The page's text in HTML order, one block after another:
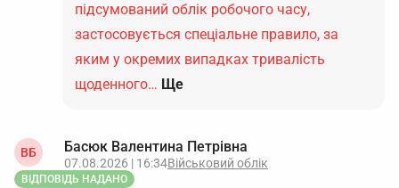
підсумований облік робочого часу,
застосовується спеціальне правило, за
яким у окремих випадках тривалість
щоденного… Ще
ВБ Басюк Валентина Петрівна
07.08.2026 | 16:34Військовий облік
ВІДПОВІДЬ НАДАНО